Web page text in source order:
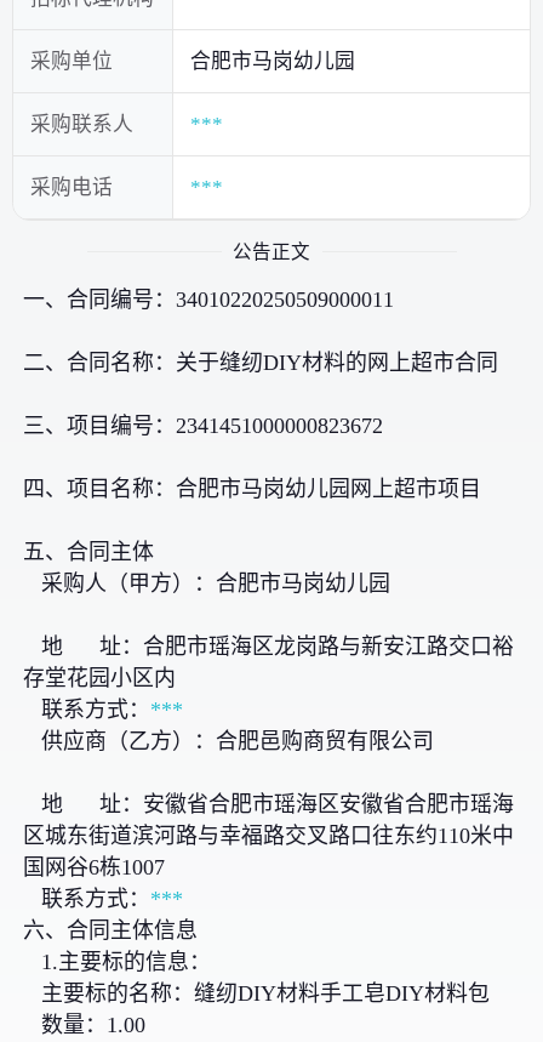
采购单位 合肥市马岗幼儿园
采购联系人 ***
采购电话 ***
公告正文
一、合同编号：34010220250509000011
二、合同名称：关于缝纫DIY材料的网上超市合同
三、项目编号：2341451000000823672
四、项目名称：合肥市马岗幼儿园网上超市项目
五、合同主体
采购人（甲方）：合肥市马岗幼儿园
地 址：合肥市瑶海区龙岗路与新安江路交口裕
存堂花园小区内
联系方式： ***
供应商（乙方）：合肥邑购商贸有限公司
地 址：安徽省合肥市瑶海区安徽省合肥市瑶海
区城东街道滨河路与幸福路交叉路口往东约110米中
国网谷6栋1007
联系方式： ***
六、合同主体信息
1.主要标的信息：
主要标的名称：缝纫DIY材料手工皂DIY材料包
数量：1.00